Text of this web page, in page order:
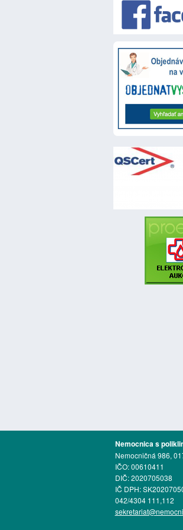
Nemocnica s
Nemocničná 986,
IČO: 00610411
DIČ: 2020705038
IČ DPH:
042/4304 111,112